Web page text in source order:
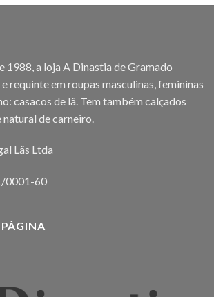
1988, a loja A Dinastia de Gramado
requinte em roupas masculinas, femininas
casacos de lã. Tem também calçados
de carneiro.
Lãs Ltda
0001-60